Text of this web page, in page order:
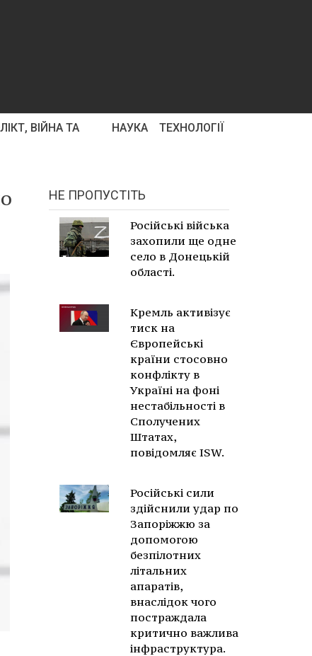
ВІЙНА ТА
НАУКА ТЕХНОЛОГІЇ
НЕ ПРОПУСТІТЬ
Російські війська
захопили ще одне
село в Донецькій
області.
Кремль активізує
тиск на
Європейські
країни стосовно
конфлікту в
Україні на фоні
нестабільності в
Сполучених
Штатах,
повідомляє ISW.
Російські сили
здійснили удар по
Запоріжжю за
допомогою
безпілотних
літальних
апаратів,
внаслідок чого
постраждала
критично важлива
інфраструктура.